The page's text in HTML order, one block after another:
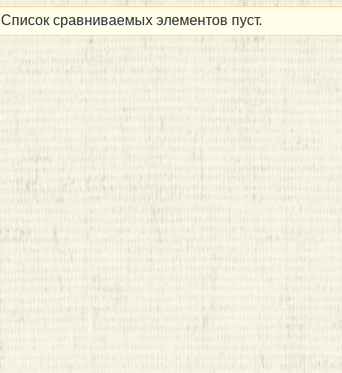
Список сравниваемых элементов пуст.